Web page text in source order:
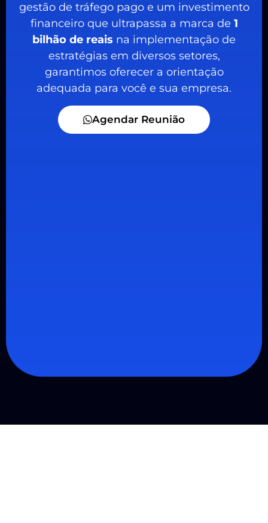
gestão de tráfego pago e um investimento
financeiro que ultrapassa a marca de 1
bilhão de reais na implementação de
estratégias em diversos setores,
garantimos oferecer a orientação
adequada para você e sua empresa.
Agendar Reunião